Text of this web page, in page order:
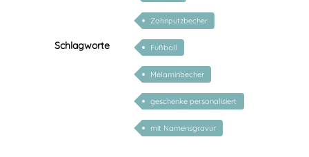
Schlagworte
Zahnputzbecher
Fußball
Melaminbecher
geschenke personalisiert
kinder
mit Namensgravur